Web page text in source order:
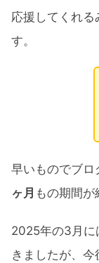
応援してくれる
す。
早いものでブロ
ヶ月 もの期間が
2025年の3月に
きましたが、